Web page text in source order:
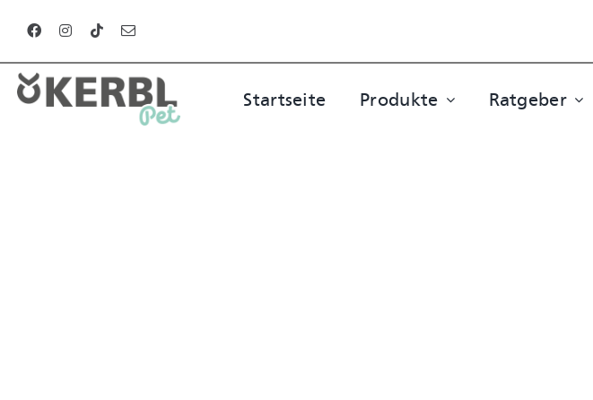
Inhalt
springen
Startseite Produkte Ratgeber